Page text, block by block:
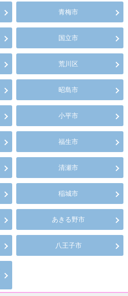
青梅市
国立市
荒川区
昭島市
小平市
福生市
清瀬市
稲城市
あきる野市
八王子市